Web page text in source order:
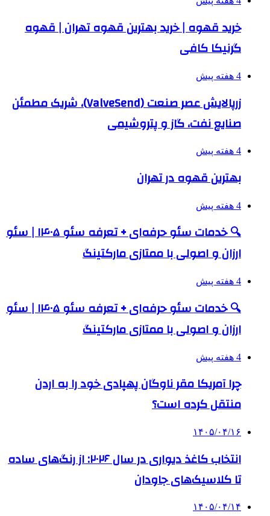
خرید قهوه | خرید بهترین قهوه تهران | قهوه
گرنیکا کافی
4 هفته پیش
زرپالایش عصر صنعت (ValveSend)، شریک مطمئن
صنایع نفت، گاز و پتروشیمی
4 هفته پیش
بهترین قهوه در تهران
4 هفته پیش
🔍 خدمات سئو حرفه‌ای + تعرفه سئو ۱۴۰۵ | سئو
ارزان و اصولی با ممتازی مارکتینگ
4 هفته پیش
🔍 خدمات سئو حرفه‌ای + تعرفه سئو ۱۴۰۵ | سئو
ارزان و اصولی با ممتازی مارکتینگ
4 هفته پیش
چرا آمریکا مقر ناوگان پهپادی خود را به اردن
منتقل کرده است؟
۱۴۰۵/۰۴/۱۶
انتخاب کاغذ دیواری در سال ۲۰۲۶: از رنگ‌های ساده
تا کلاسیک‌های جاودان
۱۴۰۵/۰۴/۱۴